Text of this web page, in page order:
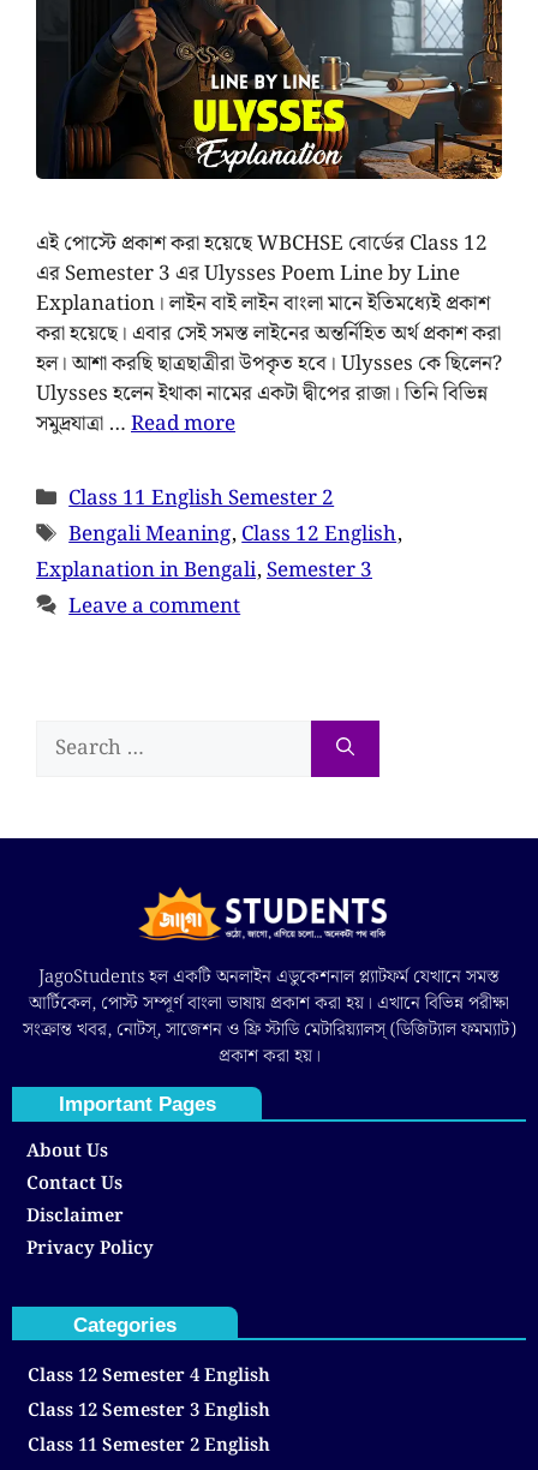
এই পোস্টে প্রকাশ করা হয়েছে WBCHSE বোর্ডের Class 12
এর Semester 3 এর Ulysses Poem Line by Line
Explanation। লাইন বাই লাইন বাংলা মানে ইতিমধ্যেই প্রকাশ
করা হয়েছে। এবার সেই সমস্ত লাইনের অন্তর্নিহিত অর্থ প্রকাশ করা
হল। আশা করছি ছাত্রছাত্রীরা উপকৃত হবে। Ulysses কে ছিলেন?
Ulysses হলেন ইথাকা নামের একটা দ্বীপের রাজা। তিনি বিভিন্ন
সমুদ্রযাত্রা …Read more
Class 11 English Semester 2
Bengali Meaning,Class 12 English,
Explanation in Bengali,Semester 3
Leave a comment
JagoStudents হল একটি অনলাইন এডুকেশনাল প্ল্যাটফর্ম যেখানে সমস্ত
আর্টিকেল, পোস্ট সম্পূর্ণ বাংলা ভাষায় প্রকাশ করা হয়। এখানে বিভিন্ন পরীক্ষা
সংক্রান্ত খবর, নোটস্, সাজেশন ও ফ্রি স্টাডি মেটারিয়্যালস্ (ডিজিট্যাল ফমম্যাট)
প্রকাশ করা হয়।
Important Pages
About Us
Contact Us
Disclaimer
Privacy Policy
Categories
Class 12 Semester 4 English
Class 12 Semester 3 English
Class 11 Semester 2 English